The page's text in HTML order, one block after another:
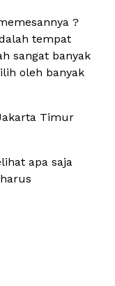
?
tempat
sangat banyak
oleh banyak
Timur
apa saja